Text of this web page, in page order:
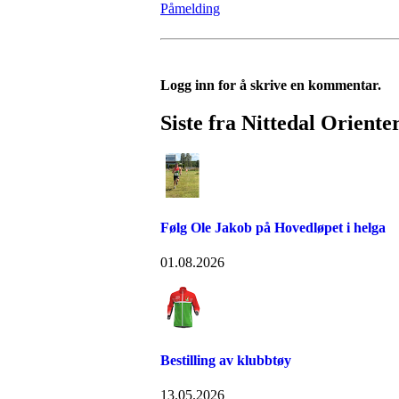
Påmelding
Logg inn for å skrive en kommentar.
Siste fra Nittedal
Følg Ole Jakob på Hovedløpet i helga
01.08.2026
Bestilling av klubbtøy
13.05.2026